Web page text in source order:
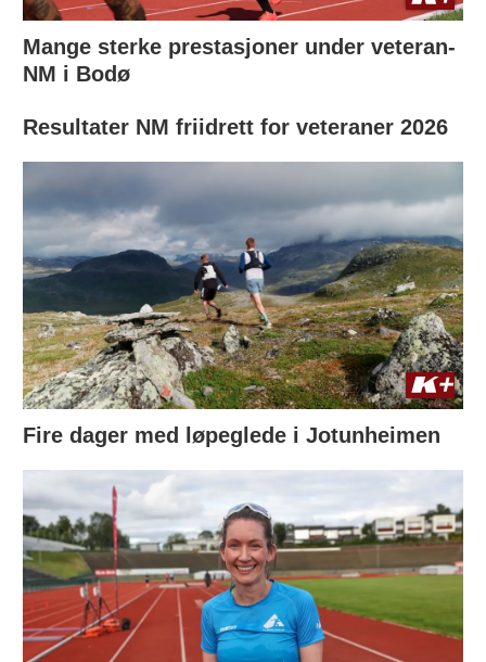
Mange sterke prestasjoner under veteran-
NM i Bodø
Resultater NM friidrett for veteraner 2026
Fire dager med løpeglede i Jotunheimen